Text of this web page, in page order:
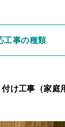
工事の種類
け工事（家庭